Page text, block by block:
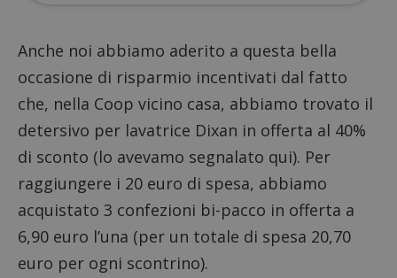
Anche noi abbiamo aderito a questa bella
occasione di risparmio incentivati dal fatto
che, nella Coop vicino casa, abbiamo trovato il
detersivo per lavatrice Dixan in offerta al 40%
di sconto (lo avevamo segnalato qui). Per
raggiungere i 20 euro di spesa, abbiamo
acquistato 3 confezioni bi-pacco in offerta a
6,90 euro l’una (per un totale di spesa 20,70
euro per ogni scontrino).